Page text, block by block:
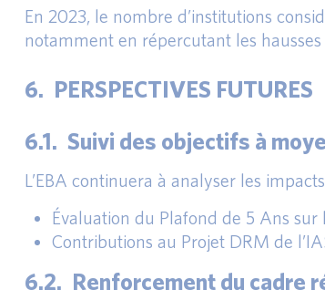
En 2023, le nombre d’institutions
notamment en répercutant les hausses
6. PERSPECTIVES FUTURES
6.1. Suivi des objectifs à
L’EBA continuera à analyser les
Évaluation du Plafond de 5 Ans
Contributions au Projet DRM de
6.2. Renforcement du cadre